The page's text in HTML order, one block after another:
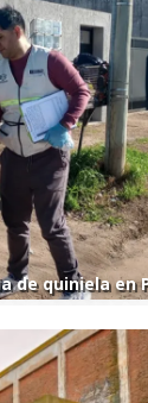
de quiniela en